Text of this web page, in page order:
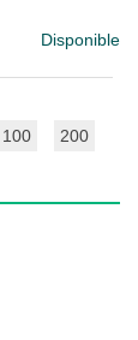
Disponible
100 200